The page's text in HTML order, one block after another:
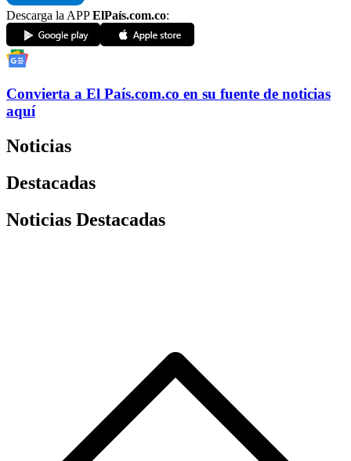
Descarga la APPElPaís.com.co:
Convierta a El País.com.co en su fuente de noticias
aquí
Noticias
Destacadas
Noticias Destacadas